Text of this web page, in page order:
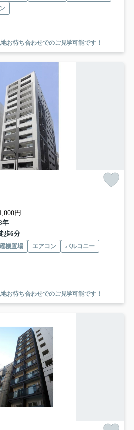
お待ち合わせでのご見学可能です！
円
年
歩6分
機置場 エアコン
バルコニー
お待ち合わせでのご見学可能です！